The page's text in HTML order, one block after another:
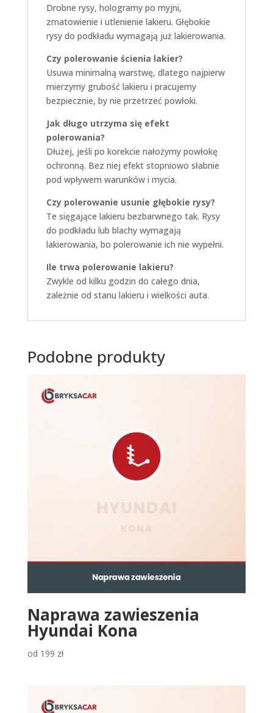
Drobne rysy, hologramy po myjni,
zmatowienie i utlenienie lakieru. Głębokie
rysy do podkładu wymagają już lakierowania.
Czy polerowanie ścienia lakier?
Usuwa minimalną warstwę, dlatego najpierw
mierzymy grubość lakieru i pracujemy
bezpiecznie, by nie przetrzeć powłoki.
Jak długo utrzyma się efekt
polerowania?
Dłużej, jeśli po korekcie nałożymy powłokę
ochronną. Bez niej efekt stopniowo słabnie
pod wpływem warunków i mycia.
Czy polerowanie usunie głębokie rysy?
Te sięgające lakieru bezbarwnego tak. Rysy
do podkładu lub blachy wymagają
lakierowania, bo polerowanie ich nie wypełni.
Ile trwa polerowanie lakieru?
Zwykle od kilku godzin do całego dnia,
zależnie od stanu lakieru i wielkości auta.
Podobne produkty
Naprawa zawieszenia
Hyundai Kona
od 199 zł